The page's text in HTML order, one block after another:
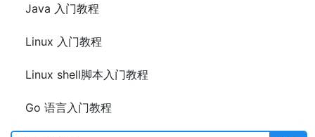
Java 入门教程
Linux 入门教程
Linux shell脚本入门教程
Go 语言入门教程